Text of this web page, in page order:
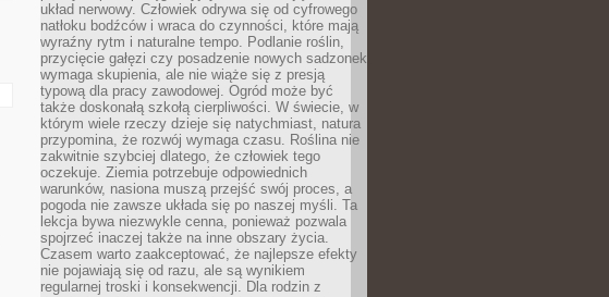
układ nerwowy. Człowiek odrywa się od cyfrowego
natłoku bodźców i wraca do czynności, które mają
wyraźny rytm i naturalne tempo. Podlanie roślin,
przycięcie gałęzi czy posadzenie nowych sadzonek
wymaga skupienia, ale nie wiąże się z presją
typową dla pracy zawodowej. Ogród może być
także doskonałą szkołą cierpliwości. W świecie, w
którym wiele rzeczy dzieje się natychmiast, natura
przypomina, że rozwój wymaga czasu. Roślina nie
zakwitnie szybciej dlatego, że człowiek tego
oczekuje. Ziemia potrzebuje odpowiednich
warunków, nasiona muszą przejść swój proces, a
pogoda nie zawsze układa się po naszej myśli. Ta
lekcja bywa niezwykle cenna, ponieważ pozwala
spojrzeć inaczej także na inne obszary życia.
Czasem warto zaakceptować, że najlepsze efekty
nie pojawiają się od razu, ale są wynikiem
regularnej troski i konsekwencji. Dla rodzin z